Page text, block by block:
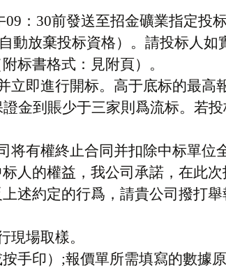
09 ： 30前發送至招金礦業指定投
動放棄投标資格）。請投标人如
标書格式：見附頁）。
立即進行開标。高于底标的最高
證金到賬少于三家則爲流标。若
将有權終止合同并扣除中标單位
人的權益，我公司承諾，在此次
述約定的行爲，請貴公司撥打舉
現場取樣。
手印） ;報價單所需填寫的數據